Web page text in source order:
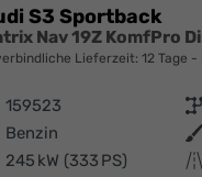
S3 Sportback
Nav 19Z KomfPro
Lieferzeit: 12 Tage
159523 Getriebe
Benzin Außenfarbe
245 kW (333 PS) Kilometerstand